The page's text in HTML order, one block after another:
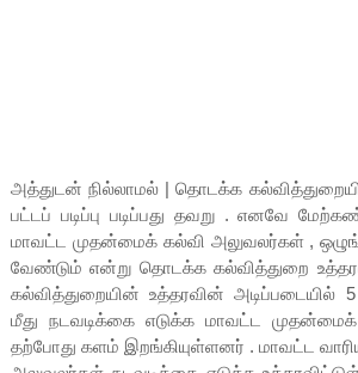
அத்துடன் நில்லாமல் | தொடக்க
பட்டப் படிப்பு படிப்பது தவறு . எனவே
மாவட்ட முதன்மைக் கல்வி அலுவலர்கள் ,
வேண்டும் என்று தொடக்க கல்வித்துறை
கல்வித்துறையின் உத்தரவின் அடிப்படையில்
மீது நடவடிக்கை எடுக்க மாவட்ட
தற்போது களம் இறங்கியுள்ளனர் . மாவட்ட